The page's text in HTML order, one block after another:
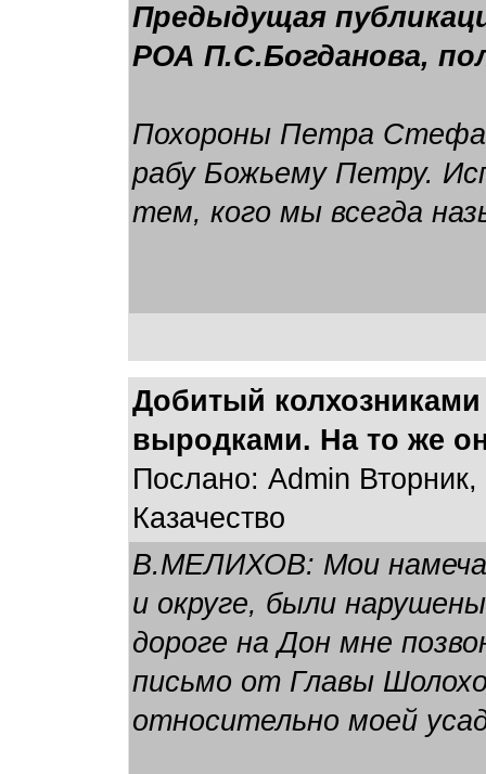
Предыдущая
РОА П.С.Богданова,
Похороны Петра
рабу Божьему Петру.
тем, кого мы всегда
Добитый
выродками. На то же
Послано: Admin
Казачество
В.МЕЛИХОВ: Мои
и округе, были
дороге на Дон мне
письмо от Главы
относительно моей